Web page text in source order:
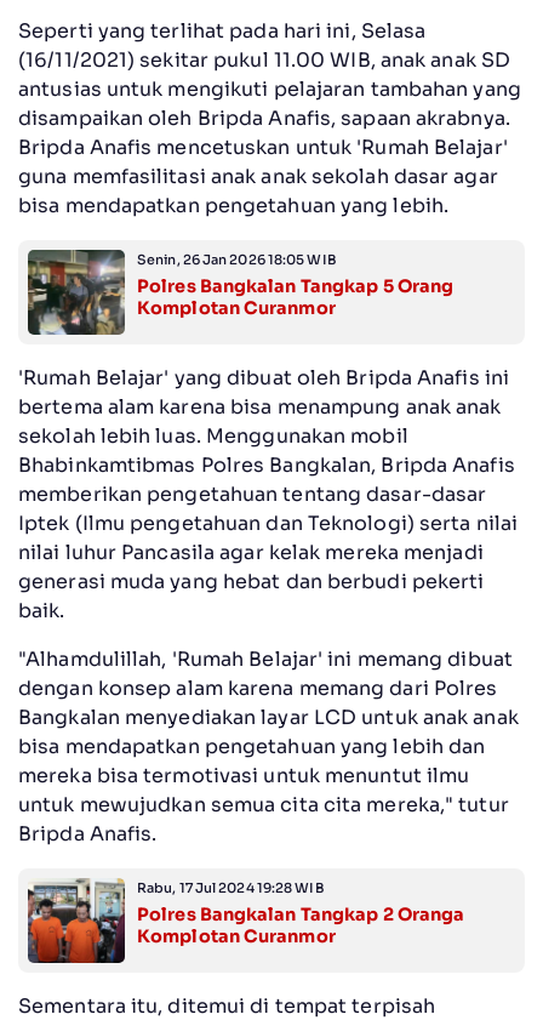
Seperti yang terlihat pada hari ini, Selasa
(16/11/2021) sekitar pukul 11.00 WIB, anak anak SD
antusias untuk mengikuti pelajaran tambahan yang
disampaikan oleh Bripda Anafis, sapaan akrabnya.
Bripda Anafis mencetuskan untuk 'Rumah Belajar'
guna memfasilitasi anak anak sekolah dasar agar
bisa mendapatkan pengetahuan yang lebih.
Senin, 26 Jan 2026 18:05 WIB
Polres Bangkalan Tangkap 5 Orang
Komplotan Curanmor
'Rumah Belajar' yang dibuat oleh Bripda Anafis ini
bertema alam karena bisa menampung anak anak
sekolah lebih luas. Menggunakan mobil
Bhabinkamtibmas Polres Bangkalan, Bripda Anafis
memberikan pengetahuan tentang dasar-dasar
Iptek (Ilmu pengetahuan dan Teknologi) serta nilai
nilai luhur Pancasila agar kelak mereka menjadi
generasi muda yang hebat dan berbudi pekerti
baik.
"Alhamdulillah, 'Rumah Belajar' ini memang dibuat
dengan konsep alam karena memang dari Polres
Bangkalan menyediakan layar LCD untuk anak anak
bisa mendapatkan pengetahuan yang lebih dan
mereka bisa termotivasi untuk menuntut ilmu
untuk mewujudkan semua cita cita mereka," tutur
Bripda Anafis.
Rabu, 17 Jul 2024 19:28 WIB
Polres Bangkalan Tangkap 2 Oranga
Komplotan Curanmor
Sementara itu, ditemui di tempat terpisah